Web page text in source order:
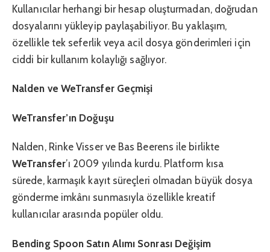
Kullanıcılar herhangi bir hesap oluşturmadan, doğrudan
dosyalarını yükleyip paylaşabiliyor. Bu yaklaşım,
özellikle tek seferlik veya acil dosya gönderimleri için
ciddi bir kullanım kolaylığı sağlıyor.
Nalden ve WeTransfer Geçmişi
WeTransfer’ın Doğuşu
Nalden, Rinke Visser ve Bas Beerens ile birlikte
WeTransfer’ı 2009 yılında kurdu. Platform kısa
sürede, karmaşık kayıt süreçleri olmadan büyük dosya
gönderme imkânı sunmasıyla özellikle kreatif
kullanıcılar arasında popüler oldu.
Bending Spoon Satın Alımı Sonrası Değişim